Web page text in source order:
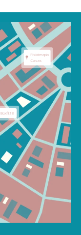
Fisioterapia
Casas
Boxfit18